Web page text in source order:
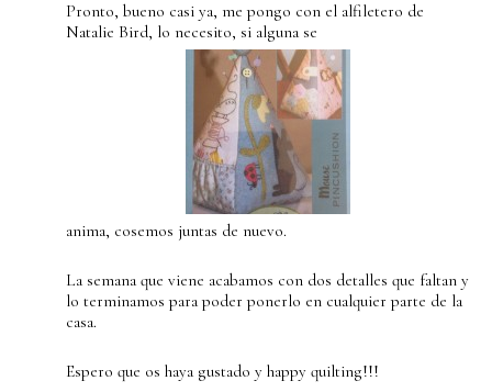
Pronto, bueno casi ya, me pongo con el alfiletero de
Natalie Bird, lo necesito, si alguna se
anima, cosemos juntas de nuevo.
La semana que viene acabamos con dos detalles que faltan y
lo terminamos para poder ponerlo en cualquier parte de la
casa.
Espero que os haya gustado y happy quilting!!!